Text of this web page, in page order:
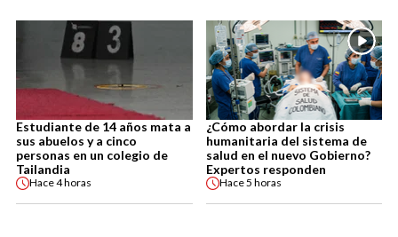
Estudiante de 14 años mata a
sus abuelos y a cinco
personas en un colegio de
Tailandia
Hace4 horas
¿Cómo abordar la crisis
humanitaria del sistema de
salud en el nuevo Gobierno?
Expertos responden
Hace5 horas